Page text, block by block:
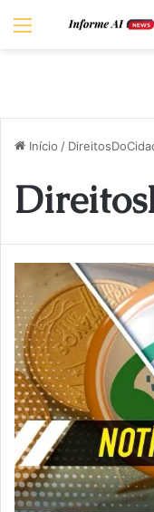
Menu
Início /